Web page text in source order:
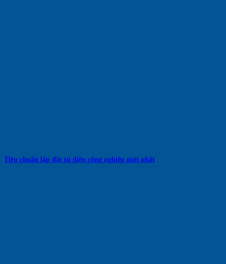
Tiêu chuẩn lắp đặt tủ điện công nghiệp mới nhất